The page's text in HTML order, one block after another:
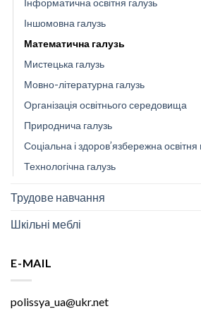
Інформатична освітня галузь
Іншомовна галузь
Математична галузь
Мистецька галузь
Мовно-літературна галузь
Організація освітнього середовища
Природнича галузь
Соціальна і здоров’язбережна освітня
Технологічна галузь
Трудове навчання
Шкільні меблі
E-MAIL
polissya_ua@ukr.net